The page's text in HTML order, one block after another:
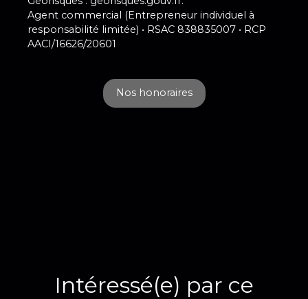
Agent commercial (Entrepreneur individuel à
responsabilité limitée) • RSAC 838835007 • RCP
AACI/16626/20601
Nos honoraires
Intéressé(e) par ce